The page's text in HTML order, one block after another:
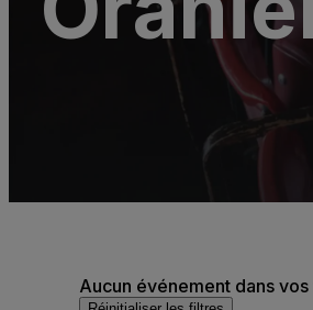
Aucun événement dans